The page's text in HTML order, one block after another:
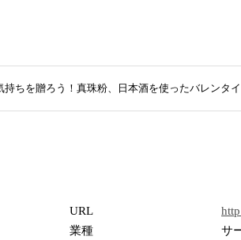
持ちを贈ろう！真珠粉、日本酒を使ったバレンタ
URL
業種
サ